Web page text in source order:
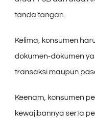
tanda tangan.
Kelima, konsumen
dokumen-dokumen
transaksi maupun
Keenam, konsumen
kewajibannya serta